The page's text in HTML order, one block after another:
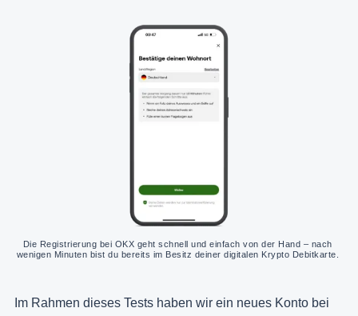
Die Registrierung bei OKX geht schnell und einfach von der Hand – nach
wenigen Minuten bist du bereits im Besitz deiner digitalen Krypto Debitkarte.
Im Rahmen dieses Tests haben wir ein neues Konto bei